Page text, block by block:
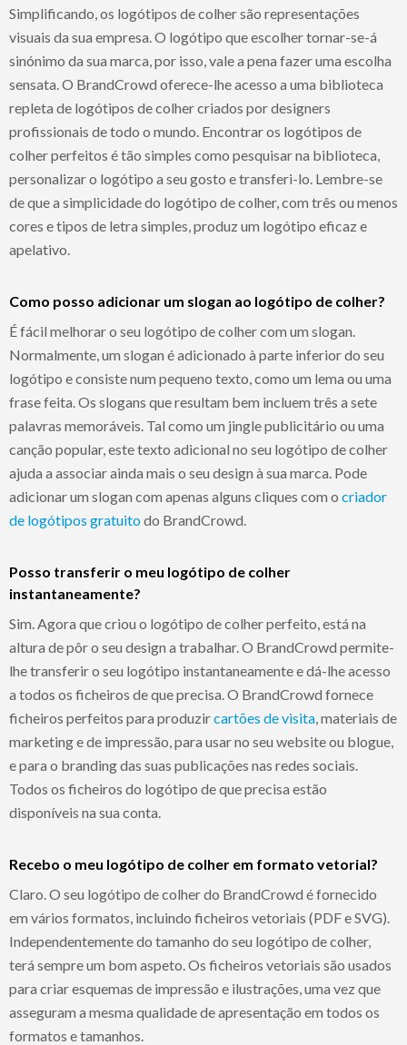
Simplificando, os logótipos de colher são representações
visuais da sua empresa. O logótipo que escolher tornar-se-á
sinónimo da sua marca, por isso, vale a pena fazer uma escolha
sensata. O BrandCrowd oferece-lhe acesso a uma biblioteca
repleta de logótipos de colher criados por designers
profissionais de todo o mundo. Encontrar os logótipos de
colher perfeitos é tão simples como pesquisar na biblioteca,
personalizar o logótipo a seu gosto e transferi-lo. Lembre-se
de que a simplicidade do logótipo de colher, com três ou menos
cores e tipos de letra simples, produz um logótipo eficaz e
apelativo.
Como posso adicionar um slogan ao logótipo de colher?
É fácil melhorar o seu logótipo de colher com um slogan.
Normalmente, um slogan é adicionado à parte inferior do seu
logótipo e consiste num pequeno texto, como um lema ou uma
frase feita. Os slogans que resultam bem incluem três a sete
palavras memoráveis. Tal como um jingle publicitário ou uma
canção popular, este texto adicional no seu logótipo de colher
ajuda a associar ainda mais o seu design à sua marca. Pode
adicionar um slogan com apenas alguns cliques com o criador
de logótipos gratuitodo BrandCrowd.
Posso transferir o meu logótipo de colher
instantaneamente?
Sim. Agora que criou o logótipo de colher perfeito, está na
altura de pôr o seu design a trabalhar. O BrandCrowd permite-
lhe transferir o seu logótipo instantaneamente e dá-lhe acesso
a todos os ficheiros de que precisa. O BrandCrowd fornece
ficheiros perfeitos para produzircartões de visita , materiais de
marketing e de impressão, para usar no seu website ou blogue,
e para o branding das suas publicações nas redes sociais.
Todos os ficheiros do logótipo de que precisa estão
disponíveis na sua conta.
Recebo o meu logótipo de colher em formato vetorial?
Claro. O seu logótipo de colher do BrandCrowd é fornecido
em vários formatos, incluindo ficheiros vetoriais (PDF e SVG).
Independentemente do tamanho do seu logótipo de colher,
terá sempre um bom aspeto. Os ficheiros vetoriais são usados
para criar esquemas de impressão e ilustrações, uma vez que
asseguram a mesma qualidade de apresentação em todos os
formatos e tamanhos.